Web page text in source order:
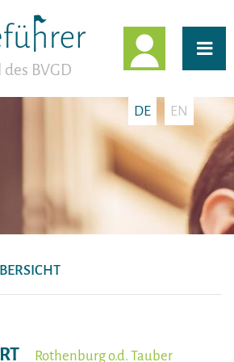
BVGD
DE EN
Rothenburg o.d. Tauber